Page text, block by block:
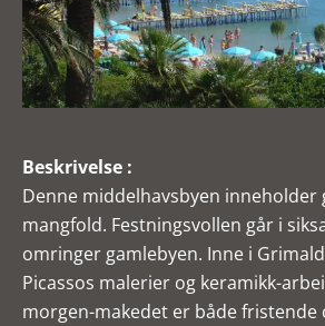
Beskrivelse :
Denne middelhavsbyen inneholder
mangfold. Festningsvollen går i
omringer gamlebyen. Inne i
Picassos malerier og keramikk-
morgen-makedet er både fristende